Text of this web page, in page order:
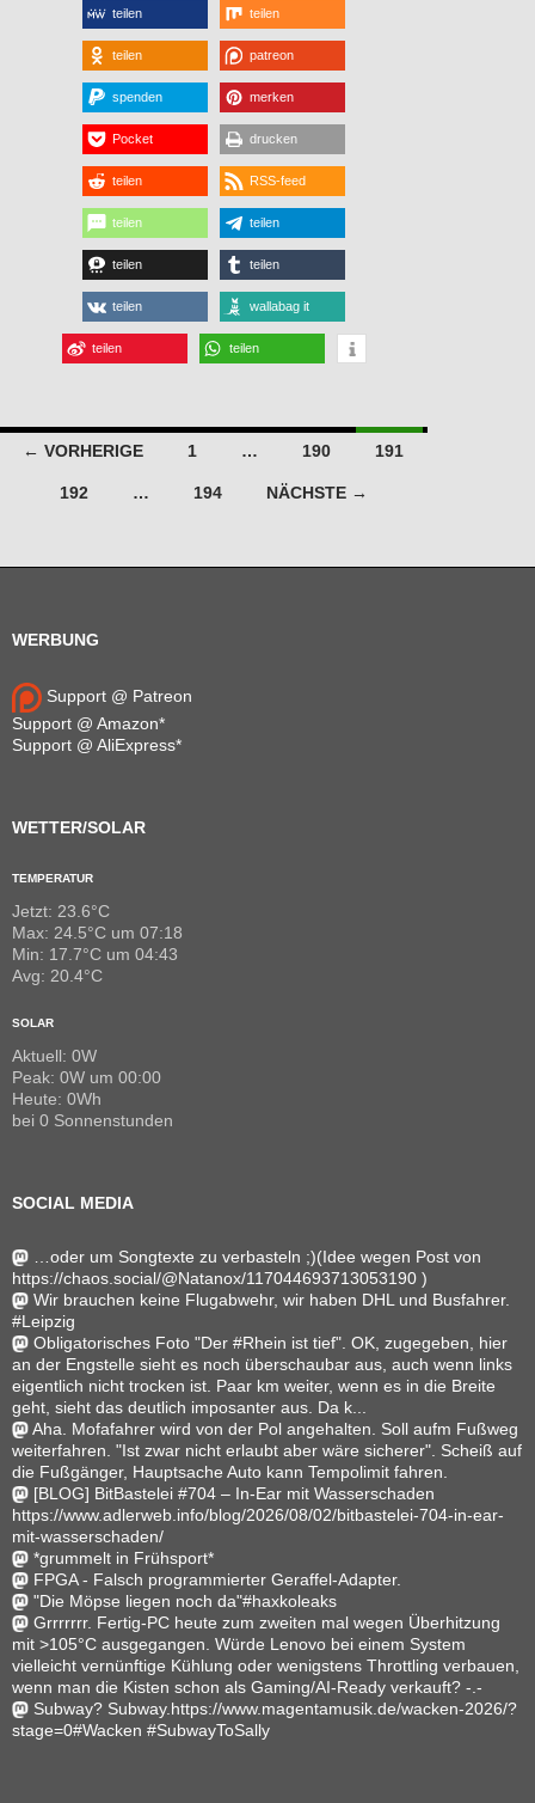
teilen teilen
teilen patreon
spenden merken
Pocket drucken
teilen RSS-feed
teilen teilen
teilen teilen
teilen wallabag it
teilen teilen
Beitragsnavigation
← VORHERIGE 1 … 190 191
192 … 194 NÄCHSTE →
WERBUNG
Support @ Patreon
Support @ Amazon*
Support @ AliExpress*
WETTER/SOLAR
TEMPERATUR
Jetzt: 23.6°C
Max: 24.5°C um 07:18
Min: 17.7°C um 04:43
Avg: 20.4°C
SOLAR
Aktuell: 0W
Peak: 0W um 00:00
Heute: 0Wh
bei 0 Sonnenstunden
SOCIAL MEDIA
…oder um Songtexte zu verbasteln ;)(Idee wegen Post von
https://chaos.social/@Natanox/117044693713053190 )
Wir brauchen keine Flugabwehr, wir haben DHL und Busfahrer.
#Leipzig
Obligatorisches Foto "Der #Rhein ist tief". OK, zugegeben, hier
an der Engstelle sieht es noch überschaubar aus, auch wenn links
eigentlich nicht trocken ist. Paar km weiter, wenn es in die Breite
geht, sieht das deutlich imposanter aus. Da k...
Aha. Mofafahrer wird von der Pol angehalten. Soll aufm Fußweg
weiterfahren. "Ist zwar nicht erlaubt aber wäre sicherer". Scheiß auf
die Fußgänger, Hauptsache Auto kann Tempolimit fahren.
[BLOG] BitBastelei #704 – In-Ear mit Wasserschaden
https://www.adlerweb.info/blog/2026/08/02/bitbastelei-704-in-ear-
mit-wasserschaden/
*grummelt in Frühsport*
FPGA - Falsch programmierter Geraffel-Adapter.
"Die Möpse liegen noch da"#haxkoleaks
Grrrrrrr. Fertig-PC heute zum zweiten mal wegen Überhitzung
mit >105°C ausgegangen. Würde Lenovo bei einem System
vielleicht vernünftige Kühlung oder wenigstens Throttling verbauen,
wenn man die Kisten schon als Gaming/AI-Ready verkauft? -.-
Subway? Subway.https://www.magentamusik.de/wacken-2026/?
stage=0#Wacken #SubwayToSally